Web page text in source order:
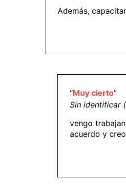
Además,
“Muy cierto”
Sin identificar
vengo
acuerdo y